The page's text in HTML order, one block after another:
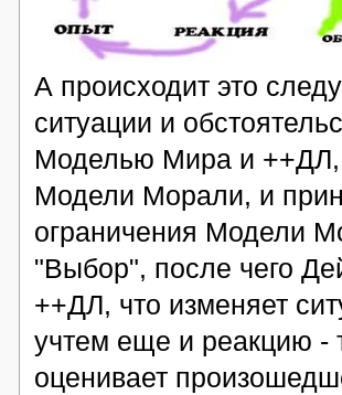
А происходит это
ситуации и
Моделью Мира и ++ДЛ,
Модели Морали, и
ограничения Модели
"Выбор", после чего
++ДЛ, что изменяет
учтем еще и реакцию -
оценивает